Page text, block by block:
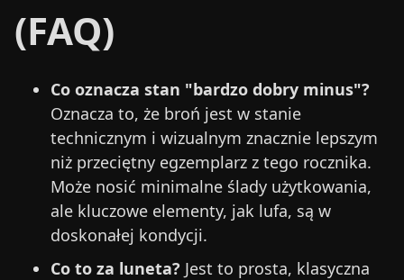
(FAQ)
Co oznacza stan "bardzo dobry minus"?
Oznacza to, że broń jest w stanie
technicznym i wizualnym znacznie lepszym
niż przeciętny egzemplarz z tego rocznika.
Może nosić minimalne ślady użytkowania,
ale kluczowe elementy, jak lufa, są w
doskonałej kondycji.
Co to za luneta? Jest to prosta, klasyczna